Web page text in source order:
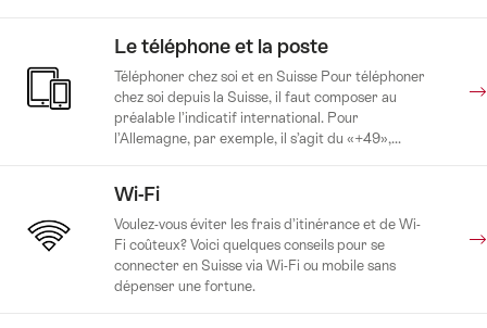
Le téléphone et la poste
Téléphoner chez soi et en Suisse Pour téléphoner
chez soi depuis la Suisse, il faut composer au
préalable l’indicatif international. Pour
l’Allemagne, par exemple, il s’agit du «+49»,...
Wi-Fi
Voulez-vous éviter les frais d’itinérance et de Wi-
Fi coûteux? Voici quelques conseils pour se
connecter en Suisse via Wi-Fi ou mobile sans
dépenser une fortune.